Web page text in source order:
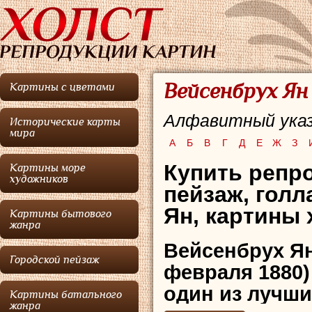
Картины с цветами
Исторические карты
мира
Картины море
художников
Картины бытового
жанра
Городской пейзаж
Картины батального
жанра
Вейсенбрух
Алфавитный
А Б В Г Д Е Ж З
Купить
пейзаж,
Ян, картины
Вейсенбрух
февраля
один из